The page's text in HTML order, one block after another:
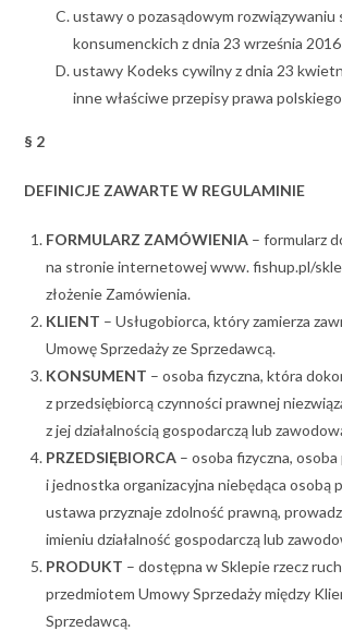
ustawy o pozasądowym rozwiązywaniu
konsumenckich z dnia 23 września 2016
ustawy Kodeks cywilny z dnia 23
inne właściwe przepisy prawa
§ 2
DEFINICJE ZAWARTE W REGULAMINIE
FORMULARZ ZAMÓWIENIA – formularz
na stronie internetowej www. fishup.pl/
złożenie Zamówienia.
KLIENT – Usługobiorca, który zamierza
Umowę Sprzedaży ze Sprzedawcą.
KONSUMENT – osoba fizyczna, która
z przedsiębiorcą czynności prawnej
z jej działalnością gospodarczą lub
PRZEDSIĘBIORCA – osoba fizyczna, osoba
i jednostka organizacyjna niebędąca osobą
ustawa przyznaje zdolność prawną,
imieniu działalność gospodarczą lub
PRODUKT – dostępna w Sklepie rzecz
przedmiotem Umowy Sprzedaży między
Sprzedawcą.